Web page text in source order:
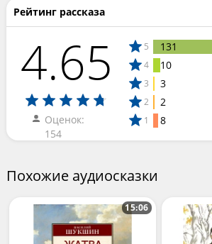
Рейтинг рассказа
4.65
Оценок:
154
5 131
4 10
3 3
2 2
1 8
Похожие аудиосказки
15:06